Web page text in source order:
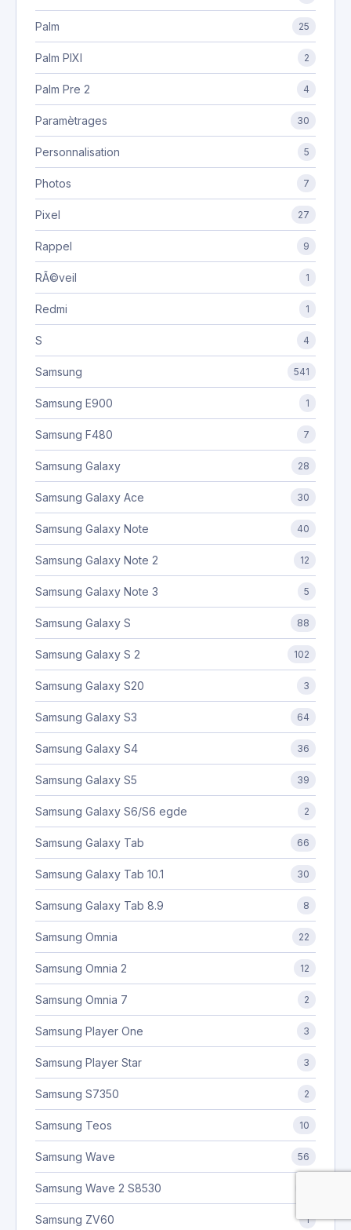
Palm 25
Palm PIXI 2
Palm Pre 2 4
Paramètrages 30
Personnalisation 5
Photos 7
Pixel 27
Rappel 9
RÃ©veil 1
Redmi 1
S 4
Samsung 541
Samsung E900 1
Samsung F480 7
Samsung Galaxy 28
Samsung Galaxy Ace 30
Samsung Galaxy Note 40
Samsung Galaxy Note 2 12
Samsung Galaxy Note 3 5
Samsung Galaxy S 88
Samsung Galaxy S 2 102
Samsung Galaxy S20 3
Samsung Galaxy S3 64
Samsung Galaxy S4 36
Samsung Galaxy S5 39
Samsung Galaxy S6/S6 egde 2
Samsung Galaxy Tab 66
Samsung Galaxy Tab 10.1 30
Samsung Galaxy Tab 8.9 8
Samsung Omnia 22
Samsung Omnia 2 12
Samsung Omnia 7 2
Samsung Player One 3
Samsung Player Star 3
Samsung S7350 2
Samsung Teos 10
Samsung Wave 56
Samsung Wave 2 S8530
Samsung ZV60 1